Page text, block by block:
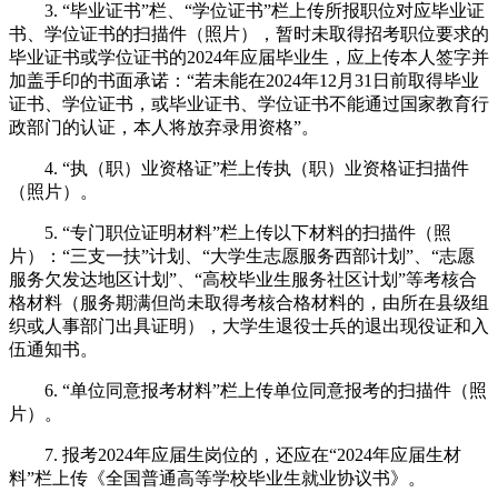
3. “毕业证书”栏、“学位证书”栏上传所报职位对应毕业证
书、学位证书的扫描件（照片），暂时未取得招考职位要求的
毕业证书或学位证书的2024年应届毕业生，应上传本人签字并
加盖手印的书面承诺：“若未能在2024年12月31日前取得毕业
证书、学位证书，或毕业证书、学位证书不能通过国家教育行
政部门的认证，本人将放弃录用资格”。
4. “执（职）业资格证”栏上传执（职）业资格证扫描件
（照片）。
5. “专门职位证明材料”栏上传以下材料的扫描件（照
片）：“三支一扶”计划、“大学生志愿服务西部计划”、“志愿
服务欠发达地区计划”、“高校毕业生服务社区计划”等考核合
格材料（服务期满但尚未取得考核合格材料的，由所在县级组
织或人事部门出具证明），大学生退役士兵的退出现役证和入
伍通知书。
6. “单位同意报考材料”栏上传单位同意报考的扫描件（照
片）。
7. 报考2024年应届生岗位的，还应在“2024年应届生材
料”栏上传《全国普通高等学校毕业生就业协议书》。